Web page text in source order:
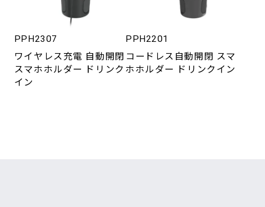
PPH2307
ワイヤレス充電 自動開閉
スマホホルダー ドリンク
イン
PPH2201
コードレス自動開閉 スマ
ホホルダー ドリンクイン